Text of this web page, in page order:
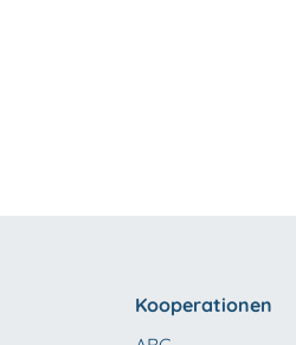
Kooperationen